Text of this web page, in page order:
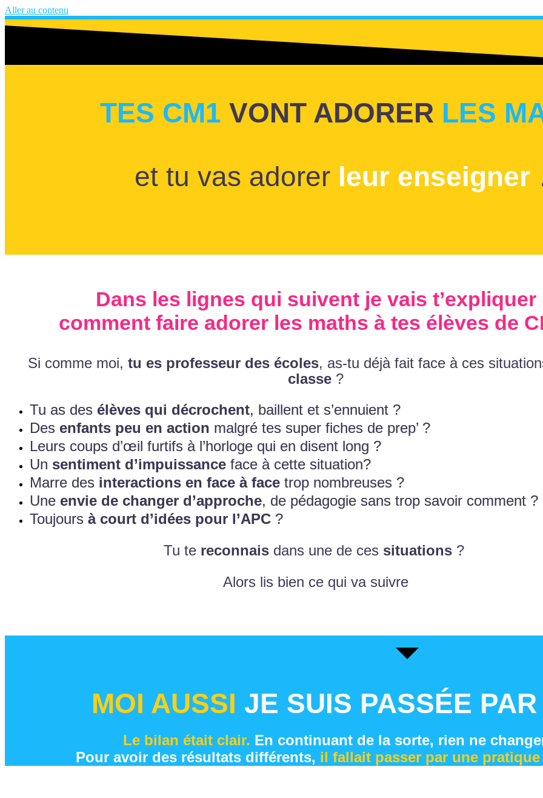
Aller au contenu
TES CM1 VONT ADORER LES
et tu vas adorer leur enseigner
Dans les lignes qui suivent je vais t’expliquer
comment faire adorer les maths à tes élèves de
Si comme moi, tu es professeur des écoles, as-tu déjà fait face à ces
classe ?
Tu as des élèves qui décrochent, baillent et s’ennuient ?
Des enfants peu en action malgré tes super fiches de prep’ ?
​Leurs coups d’œil furtifs à l’horloge qui en disent long ?
Un sentiment d’impuissance face à cette situation?
Marre des interactions en face à face trop nombreuses ?
Une envie de changer d’approche, de pédagogie sans trop savoir comment ?
Toujours à court d’idées pour l’APC ?
Tu te reconnaisdans une de ces situations?
Alors lis bien ce qui va suivre
MOI AUSSI JE SUIS PASSÉE
Le bilan était clair. En continuant de la sorte, rien ne
Pour avoir des résultats différents, il fallait passer par une